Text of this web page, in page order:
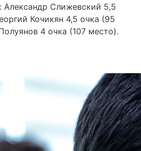
Александр Слижевский 5,5
Кочикян 4,5 очка (95
4 очка (107 место).